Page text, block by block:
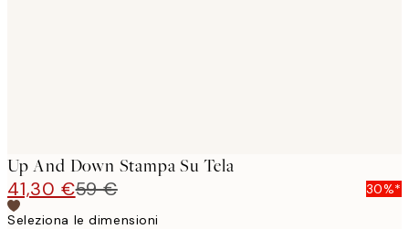
Up And Down Stampa Su Tela
41,30 €59 €
30%*
Seleziona le dimensioni